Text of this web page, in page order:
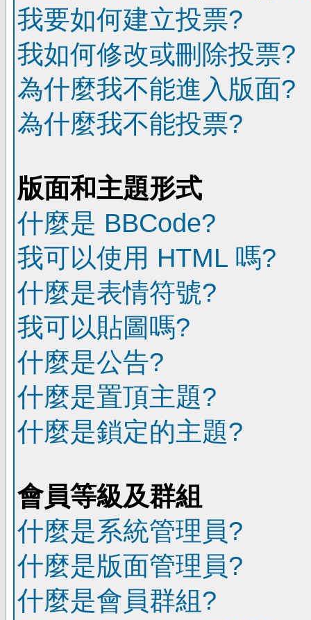
我要如何建立投票?
我如何修改或刪除投票?
為什麼我不能進入版面?
為什麼我不能投票?
版面和主題形式
什麼是 BBCode?
我可以使用 HTML 嗎?
什麼是表情符號?
我可以貼圖嗎?
什麼是公告?
什麼是置頂主題?
什麼是鎖定的主題?
會員等級及群組
什麼是系統管理員?
什麼是版面管理員?
什麼是會員群組?